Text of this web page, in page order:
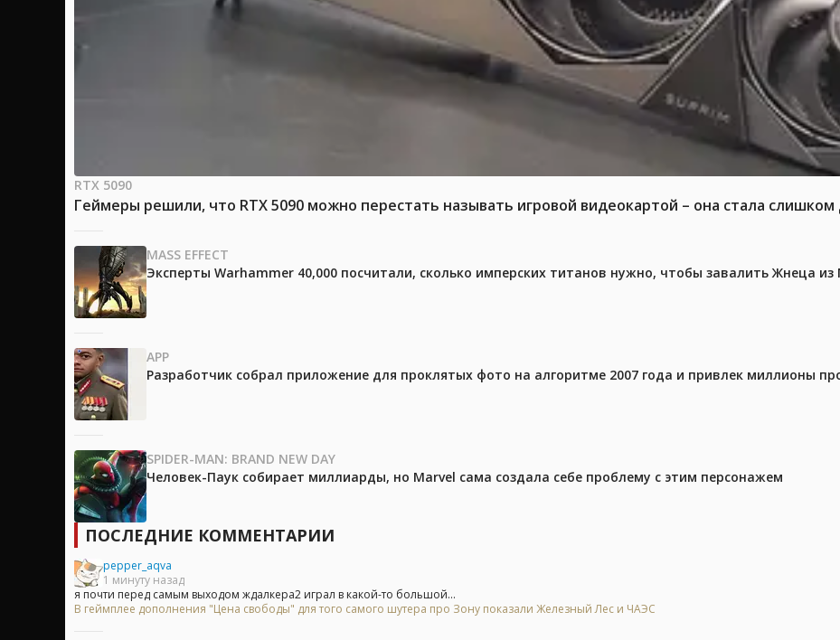
RTX 5090
Геймеры решили, что RTX 5090 можно перестать называть игровой видеокартой – она стала слишком
MASS EFFECT
Эксперты Warhammer 40,000 посчитали, сколько имперских титанов нужно, чтобы завалить Жнеца из
APP
Разработчик собрал приложение для проклятых фото на алгоритме 2007 года и привлек миллионы
SPIDER-MAN: BRAND NEW DAY
Человек-Паук собирает миллиарды, но Marvel сама создала себе проблему с этим персонажем
ПОСЛЕДНИЕ КОММЕНТАРИИ
pepper_aqva
1 минуту назад
я почти перед самым выходом ждалкера2 играл в какой-то большой...
В геймплее дополнения "Цена свободы" для того самого шутера про Зону показали Железный Лес и ЧАЭС